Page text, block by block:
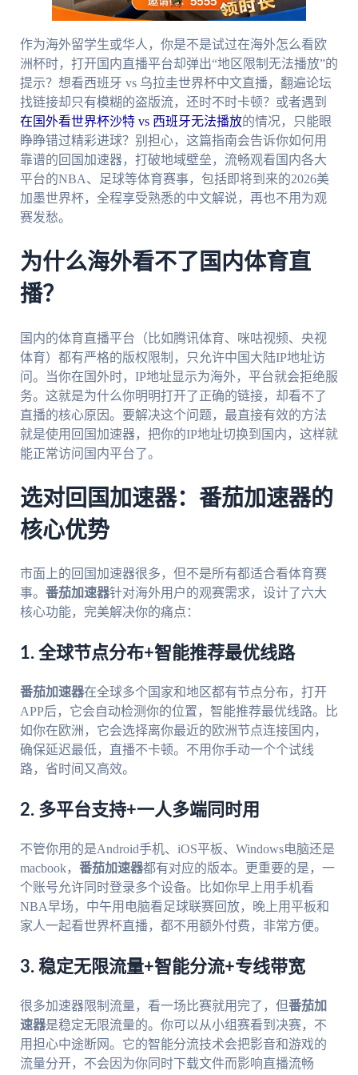
作为海外留学生或华人，你是不是试过在海外怎么看欧
洲杯时，打开国内直播平台却弹出“地区限制无法播放”的
提示？想看西班牙 vs 乌拉圭世界杯中文直播，翻遍论坛
找链接却只有模糊的盗版流，还时不时卡顿？或者遇到
在国外看世界杯沙特 vs 西班牙无法播放的情况，只能眼
睁睁错过精彩进球？别担心，这篇指南会告诉你如何用
靠谱的回国加速器，打破地域壁垒，流畅观看国内各大
平台的NBA、足球等体育赛事，包括即将到来的2026美
加墨世界杯，全程享受熟悉的中文解说，再也不用为观
赛发愁。
为什么海外看不了国内体育直
播？
国内的体育直播平台（比如腾讯体育、咪咕视频、央视
体育）都有严格的版权限制，只允许中国大陆IP地址访
问。当你在国外时，IP地址显示为海外，平台就会拒绝服
务。这就是为什么你明明打开了正确的链接，却看不了
直播的核心原因。要解决这个问题，最直接有效的方法
就是使用回国加速器，把你的IP地址切换到国内，这样就
能正常访问国内平台了。
选对回国加速器：番茄加速器的
核心优势
市面上的回国加速器很多，但不是所有都适合看体育赛
事。 番茄加速器针对海外用户的观赛需求，设计了六大
核心功能，完美解决你的痛点：
1. 全球节点分布+智能推荐最优线路
番茄加速器在全球多个国家和地区都有节点分布，打开
APP后，它会自动检测你的位置，智能推荐最优线路。比
如你在欧洲，它会选择离你最近的欧洲节点连接国内，
确保延迟最低，直播不卡顿。不用你手动一个个试线
路，省时间又高效。
2. 多平台支持+一人多端同时用
不管你用的是Android手机、iOS平板、Windows电脑还是
macbook， 番茄加速器都有对应的版本。更重要的是，一
个账号允许同时登录多个设备。比如你早上用手机看
NBA早场，中午用电脑看足球联赛回放，晚上用平板和
家人一起看世界杯直播，都不用额外付费，非常方便。
3. 稳定无限流量+智能分流+专线带宽
很多加速器限制流量，看一场比赛就用完了，但番茄加
速器是稳定无限流量的。你可以从小组赛看到决赛，不
用担心中途断网。它的智能分流技术会把影音和游戏的
流量分开，不会因为你同时下载文件而影响直播流畅